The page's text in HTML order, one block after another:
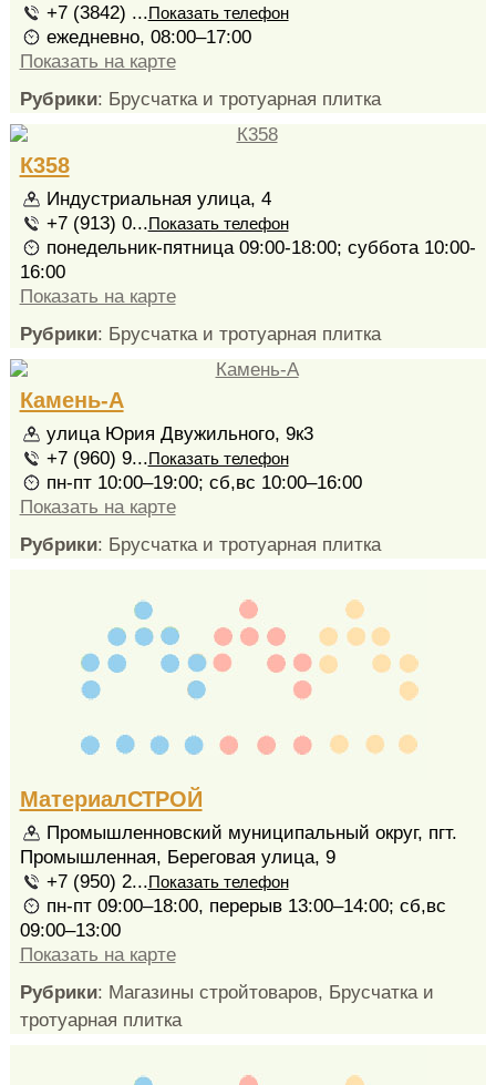
+7 (3842) ...Показать телефон
ежедневно, 08:00–17:00
Показать на карте
Рубрики: Брусчатка и тротуарная плитка
К358
Индустриальная улица, 4
+7 (913) 0...Показать телефон
понедельник-пятница 09:00-18:00; суббота 10:00-
16:00
Показать на карте
Рубрики: Брусчатка и тротуарная плитка
Камень-А
улица Юрия Двужильного, 9к3
+7 (960) 9...Показать телефон
пн-пт 10:00–19:00; сб,вс 10:00–16:00
Показать на карте
Рубрики: Брусчатка и тротуарная плитка
МатериалСТРОЙ
Промышленновский муниципальный округ, пгт.
Промышленная, Береговая улица, 9
+7 (950) 2...Показать телефон
пн-пт 09:00–18:00, перерыв 13:00–14:00; сб,вс
09:00–13:00
Показать на карте
Рубрики: Магазины стройтоваров, Брусчатка и
тротуарная плитка